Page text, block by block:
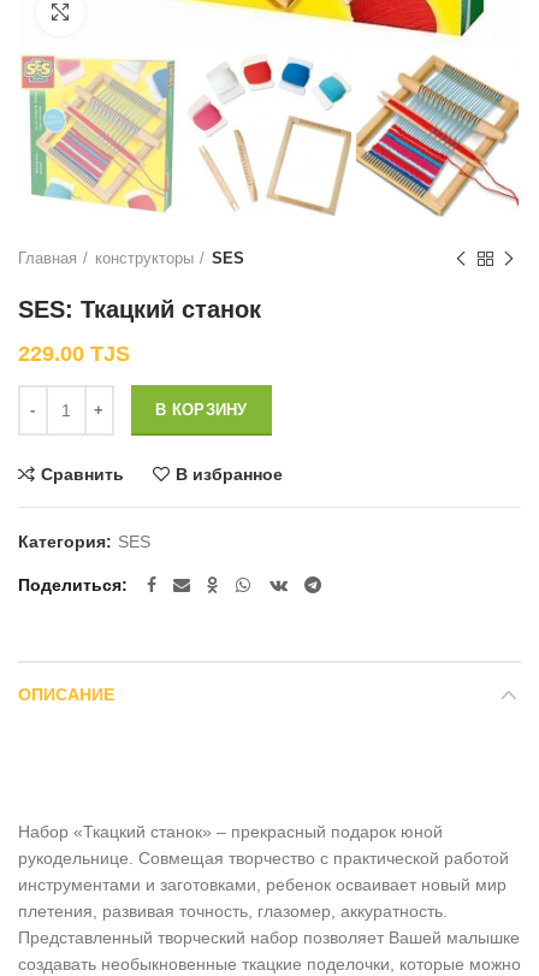
Нажмите, чтобы увеличить
Главная конструкторы SES
SES: Ткацкий станок
229.00 TJS
В КОРЗИНУ
Сравнить В избранное
Категория: SES
Поделиться
ОПИСАНИЕ
Набор «Ткацкий станок» – прекрасный подарок юной
рукодельнице. Совмещая творчество с практической работой
инструментами и заготовками, ребенок осваивает новый мир
плетения, развивая точность, глазомер, аккуратность.
Представленный творческий набор позволяет Вашей малышке
создавать необыкновенные ткацкие поделочки, которые можно